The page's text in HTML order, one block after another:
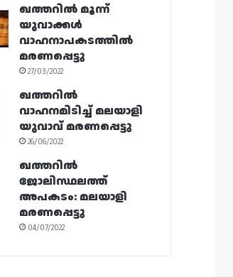
ഖത്തറിൽ മൂന്ന്
യുവാക്കൾ
വാഹനാപകടത്തിൽ
മരണപ്പെട്ടു
27/03/2022
ഖത്തറിൽ
വാഹനമിടിച്ച് മലയാളി
യുവാവ് മരണപ്പെട്ടു
26/06/2022
ഖത്തറിൽ
ജോലിസ്ഥലത്ത്
അപകടം: മലയാളി
മരണപ്പെട്ടു
04/07/2022